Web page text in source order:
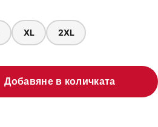
XL 2XL
Добавяне в количката